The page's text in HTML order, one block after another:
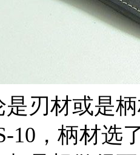
刃材或是
10，柄材选